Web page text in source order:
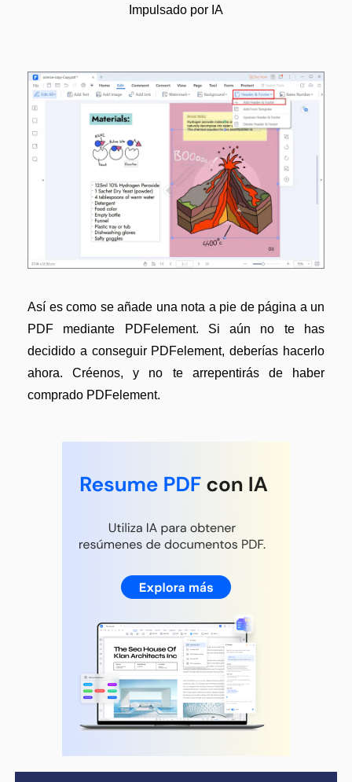
Impulsado por IA
Así es como se añade una nota a pie de página a un
PDF mediante PDFelement. Si aún no te has
decidido a conseguir PDFelement, deberías hacerlo
ahora. Créenos, y no te arrepentirás de haber
comprado PDFelement.